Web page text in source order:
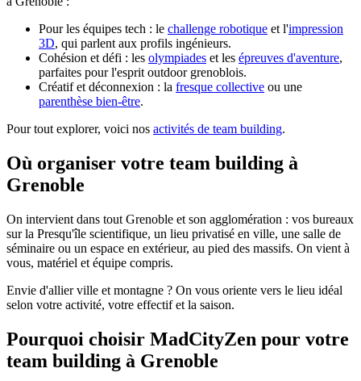
Pour les équipes tech : le challenge robotique et l'impression
3D, qui parlent aux profils ingénieurs.
Cohésion et défi : les olympiades et les épreuves d'aventure,
parfaites pour l'esprit outdoor grenoblois.
Créatif et déconnexion : la fresque collective ou une
parenthèse bien-être.
Pour tout explorer, voici nos activités de team building.
Où organiser votre team building à
Grenoble
On intervient dans tout Grenoble et son agglomération : vos bureaux
sur la Presqu'île scientifique, un lieu privatisé en ville, une salle de
séminaire ou un espace en extérieur, au pied des massifs. On vient à
vous, matériel et équipe compris.
Envie d'allier ville et montagne ? On vous oriente vers le lieu idéal
selon votre activité, votre effectif et la saison.
Pourquoi choisir MadCityZen pour votre
team building à Grenoble